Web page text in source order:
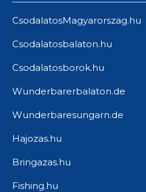
CsodalatosMagyarorszag.hu
Csodalatosbalaton.hu
Csodalatosborok.hu
Wunderbarerbalaton.de
Wunderbaresungarn.de
Hajozas.hu
Bringazas.hu
Fishing.hu